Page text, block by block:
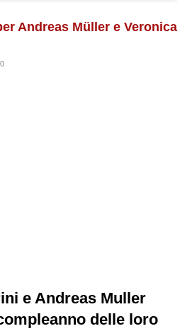
Andreas Müller e Veronica
e Andreas Muller
delle loro